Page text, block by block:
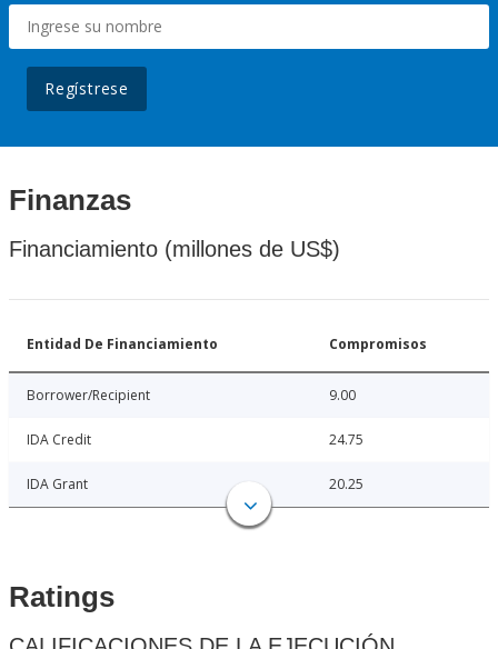
Regístrese
Finanzas
Financiamiento (millones de US$)
Entidad De Financiamiento Compromisos
Borrower/Recipient 9.00
IDA Credit 24.75
IDA Grant 20.25
Ratings